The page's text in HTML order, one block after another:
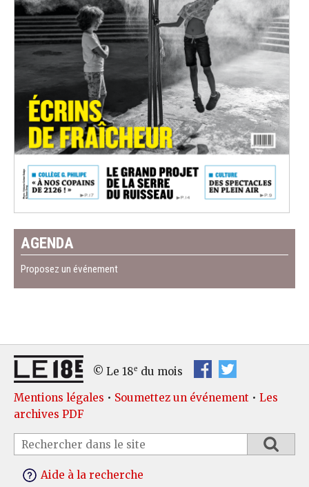
AGENDA
Proposez un événement
© Le 18e du mois
Mentions légales • Soumettez un événement • Les
archives PDF
Aide à la recherche